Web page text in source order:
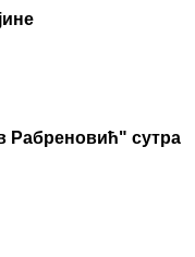
Рабреновић" сутра